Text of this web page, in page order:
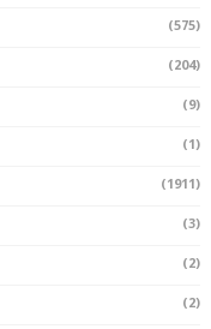
(575)
(204)
(9)
(1)
(1911)
(3)
(2)
(2)